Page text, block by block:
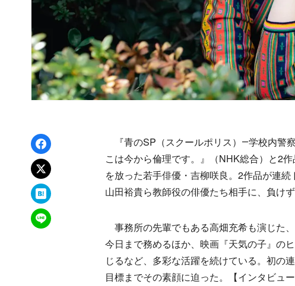
Facebookでシェア
xでポスト
はてなブックマーク
LINEで送る
『青のSP（スクールポリス）―学校内警
こは今から倫理です。』（NHK総合）と2
を放った若手俳優・吉柳咲良。2作品が連
山田裕貴ら教師役の俳優たち相手に、負け
事務所の先輩でもある高畑充希も演じた
今日まで務めるほか、映画『天気の子』の
じるなど、多彩な活躍を続けている。初の
目標までその素顔に迫った。【インタビュ